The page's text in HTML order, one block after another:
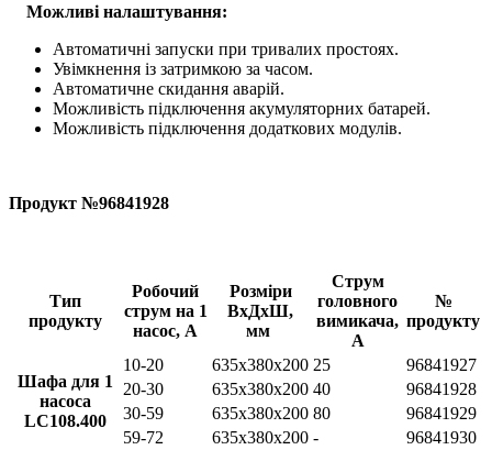
Можливі налаштування:
Автоматичні запуски при тривалих простоях.
Увімкнення із затримкою за часом.
Автоматичне скидання аварій.
Можливість підключення акумуляторних батарей.
Можливість підключення додаткових модулів.
Продукт №96841928
Тип
продукту
Робочий
струм на 1
насос, А
Розміри
ВхДхШ,
мм
Струм
головного
вимикача,
А
№
продукту
Шафа для 1
насоса
LC108.400
10-20 635x380x200 25
96841927
20-30
635x380x200 40
96841928
30-59
635x380x200 80
96841929
59-72
635x380x200 - 96841930